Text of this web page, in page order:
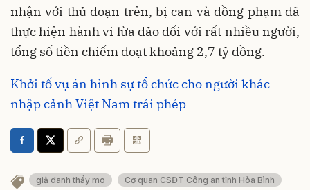
nhận với thủ đoạn trên, bị can và đồng phạm đã
thực hiện hành vi lừa đảo đối với rất nhiều người,
tổng số tiền chiếm đoạt khoảng 2,7 tỷ đồng.
Khởi tố vụ án hình sự tổ chức cho người khác
nhập cảnh Việt Nam trái phép
giả danh thầy mo
Cơ quan CSĐT Công an tỉnh Hòa Bình